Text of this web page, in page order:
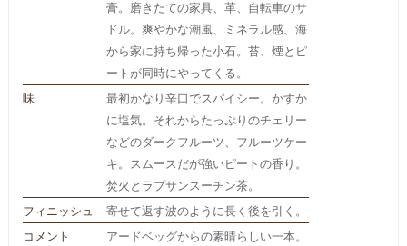
膏。磨きたての家具、革、自転車のサ
ドル。爽やかな潮風、ミネラル感、海
から家に持ち帰った小石。苔、煙とピ
ートが同時にやってくる。
味
最初かなり辛口でスパイシー。かすか
に塩気。それからたっぷりのチェリー
などのダークフルーツ、フルーツケー
キ。スムースだが強いピートの香り。
焚火とラプサンスーチン茶。
フィニッシュ
寄せて返す波のように長く後を引く。
コメント
アードベッグからの素晴らしい一本。